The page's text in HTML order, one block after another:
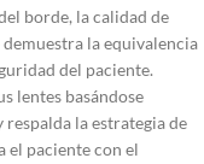
borde, la calidad de
la equivalencia
del paciente.
lentes basándose
la estrategia de
el paciente con el